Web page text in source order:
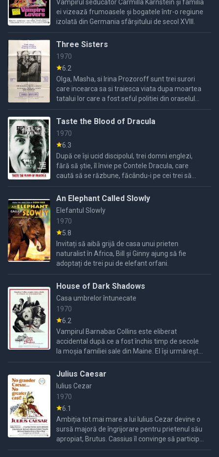
Vampirul seducător Carmilla Karnstein și familia
ei vizează frumoasele și bogatele într-o regiune
izolată din Germania sfârșitului de secol XVIII.
Three Sisters
1970
6.2
Olga, Masha, si Irina Prozoroff sunt trei surori
care incearca sa si traiesca viata dupa moartea
tatalui lor care a fost seful politiei din oraselul
lor..
Taste the Blood of Dracula
1970
6.3
După ce își ucid discipolul, trei domni englezi,
fără să știe, îl învie pe Contele Dracula, care
caută să se răzbune, făcându-i pe cei trei să
moară de mâna propriilor copii.
An Elephant Called Slowly
Elefantul Slowly
1970
5.8
Invitați să aibă grijă de casa unui prieten
naturalist în Africa, Bill și Ginny ajung să fie
adoptați de trei pui de elefant orfani.
House of Dark Shadows
Casa umbrelor întunecate
1970
6.2
Vampirul Barnabas Collins este eliberat
accidental după ce a fost închis timp de secole
la moșia familiei sale din Maine. El își urmărește
acum descendenții și o vizează pe Maggie,
reîncarnarea ...
Julius Caesar
Iulius Cezar
1970
6.1
Ambiția tot mai mare a lui Iulius Cezar devine o
sursă majoră de îngrijorare pentru prietenul său
apropiat, Brutus. Cassius îl convinge să participe
la complotul de asasinare, dar amândoi